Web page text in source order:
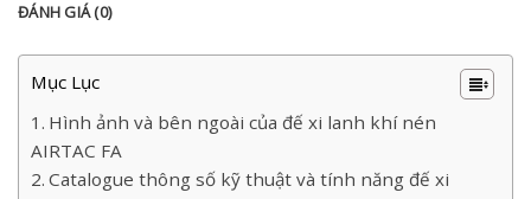
ĐÁNH GIÁ (0)
Mục Lục
Hình ảnh và bên ngoài của đế xi lanh khí nén
AIRTAC FA
Catalogue thông số kỹ thuật và tính năng đế xi